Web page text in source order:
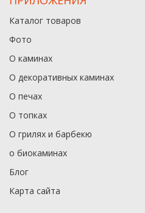
Каталог товаров
Фото
О каминах
О декоративных каминах
О печах
О топках
О грилях и барбекю
о биокаминах
Блог
Карта сайта